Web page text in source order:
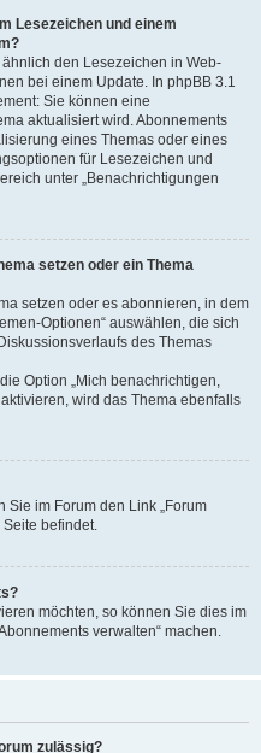
Lesezeichen und einem
den Lesezeichen in Web-
bei einem Update. In phpBB 3.1
Sie können eine
aktualisiert wird. Abonnements
eines Themas oder eines
für Lesezeichen und
unter „Benachrichtigungen
setzen oder ein Thema
setzen oder es abonnieren, in dem
Optionen“ auswählen, die sich
des Themas
Option „Mich benachrichtigen,
wird das Thema ebenfalls
im Forum den Link „Forum
befindet.
möchten, so können Sie dies im
verwalten“ machen.
zulässig?